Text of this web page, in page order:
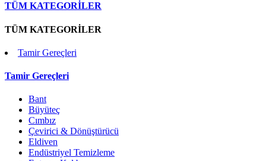
TÜM KATEGORİLER
TÜM KATEGORİLER
Tamir Gereçleri
Tamir Gereçleri
Bant
Büyüteç
Cımbız
Çevirici & Dönüştürücü
Eldiven
Endüstriyel Temizleme